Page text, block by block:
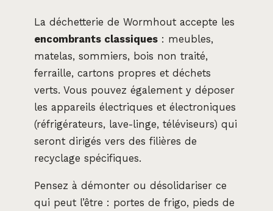
La déchetterie de Wormhout accepte les
encombrants classiques : meubles,
matelas, sommiers, bois non traité,
ferraille, cartons propres et déchets
verts. Vous pouvez également y déposer
les appareils électriques et électroniques
(réfrigérateurs, lave-linge, téléviseurs) qui
seront dirigés vers des filières de
recyclage spécifiques.
Pensez à démonter ou désolidariser ce
qui peut l’être : portes de frigo, pieds de